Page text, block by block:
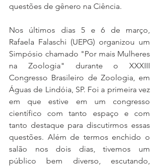
questões de gênero na Ciência.
Nos últimos dias 5 e 6 de março,
Rafaela Falaschi (UEPG) organizou um
Simpósio chamado "Por mais Mulheres
na Zoologia" durante o XXXIII
Congresso Brasileiro de Zoologia, em
Águas de Lindóia, SP. Foi a primeira vez
em que estive em um congresso
científico com tanto espaço e com
tanto destaque para discutirmos essas
questões. Além de termos enchido o
salão nos dois dias, tivemos um
público bem diverso, escutando,